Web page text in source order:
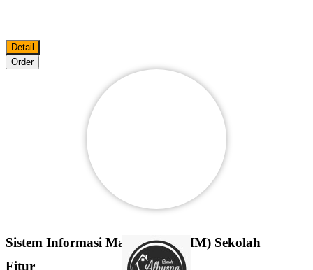
Detail
Order
Sistem Informasi Manajemen (SIM) Sekolah
Fitur